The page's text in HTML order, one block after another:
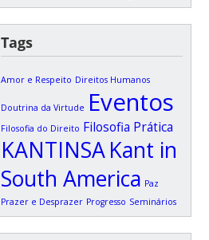
Tags
Amor e Respeito Direitos Humanos
Doutrina da Virtude Eventos
Filosofia do Direito Filosofia Prática
KANTINSA Kant in
South America Paz
Prazer e Desprazer Progresso Seminários